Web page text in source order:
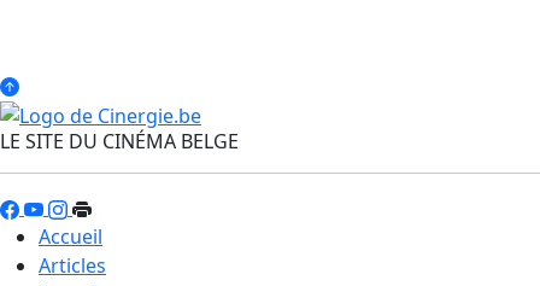
LE SITE DU CINÉMA BELGE
Accueil
Articles